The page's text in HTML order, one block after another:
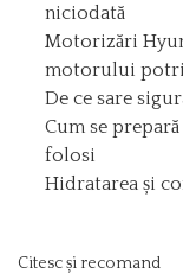
niciodată
Motorizări
motorului
De ce sare
Cum se
folosi
Hidratarea și
Citesc și recomand